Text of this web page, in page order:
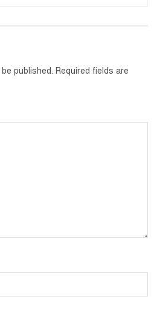
published. Required fields are